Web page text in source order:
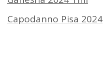
Capodanno Pisa 2024